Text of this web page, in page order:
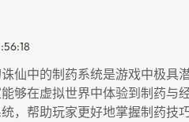
仙中的制药系统是游戏中极具
够在虚拟世界中体验到制药与
，帮助玩家更好地掌握制药技